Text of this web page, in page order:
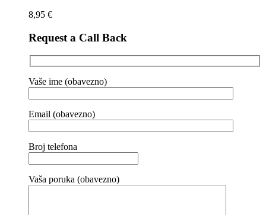
8,95 €
Request a Call Back
Vaše ime (obavezno)
Email (obavezno)
Broj telefona
Vaša poruka (obavezno)